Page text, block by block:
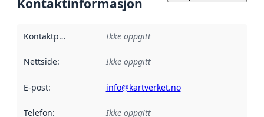
Kontaktinformasjon
Kontaktpunkt Ikke oppgitt
Nettside: Ikke oppgitt
E-post: info@kartverket.no
Telefon: Ikke oppgitt